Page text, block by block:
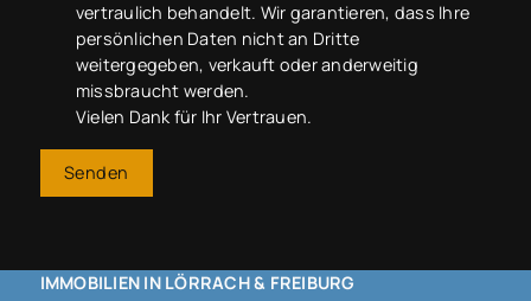
vertraulich behandelt. Wir garantieren, dass Ihre
persönlichen Daten nicht an Dritte
weitergegeben, verkauft oder anderweitig
missbraucht werden.
Vielen Dank für Ihr Vertrauen.
Senden
IMMOBILIEN IN LÖRRACH & FREIBURG